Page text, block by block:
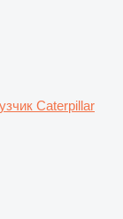
Caterpillar